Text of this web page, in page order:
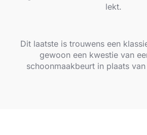
lekt.
Dit laatste is trouwens een
gewoon een kwestie van
schoonmaakbeurt in plaats